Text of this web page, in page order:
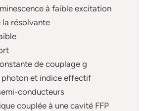
à faible excitation
la résolvante
de couplage g
photon et indice effectif
conducteurs
couplée à une cavité FFP